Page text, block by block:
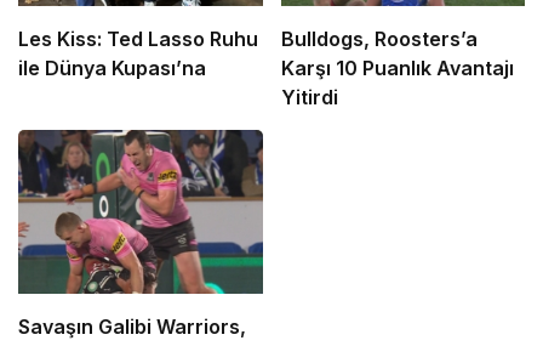
Les Kiss: Ted Lasso Ruhu
ile Dünya Kupası’na
Bulldogs, Roosters’a
Karşı 10 Puanlık Avantajı
Yitirdi
Savaşın Galibi Warriors,